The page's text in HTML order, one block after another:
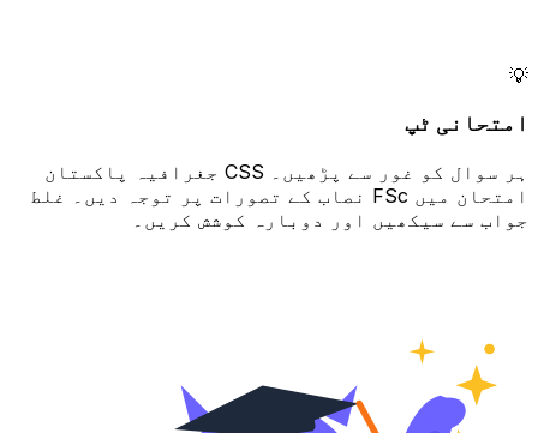
💡
امتحانی ٹپ
ہر سوال کو غور سے پڑھیں۔ CSS جغرافیہ پاکستان
امتحان میں FSc نصاب کے تصورات پر توجہ دیں۔ غلط
جواب سے سیکھیں اور دوبارہ کوشش کریں۔